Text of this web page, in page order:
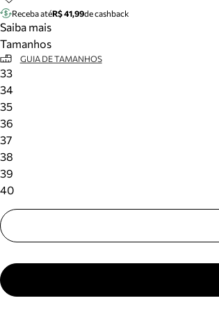
Receba atéR$ 41,99de cashback
Saiba mais
Tamanhos
GUIA DE TAMANHOS
33
34
35
36
37
38
39
40